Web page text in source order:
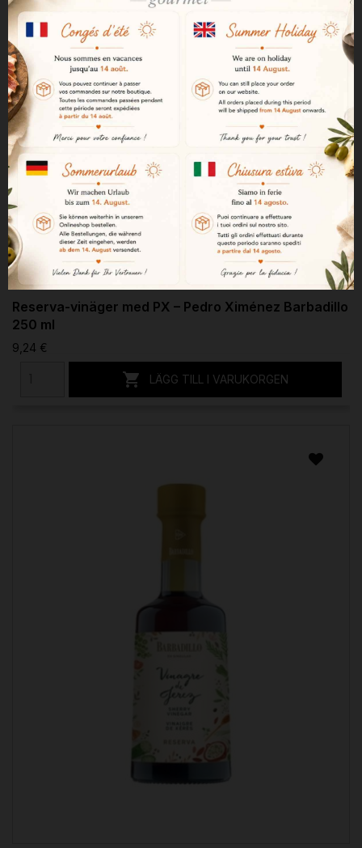
Reserva-vinäger med PX – Pedro Ximénez Barbadillo
250 ml
9,24 €
 LÄGG TILL I VARUKORGEN